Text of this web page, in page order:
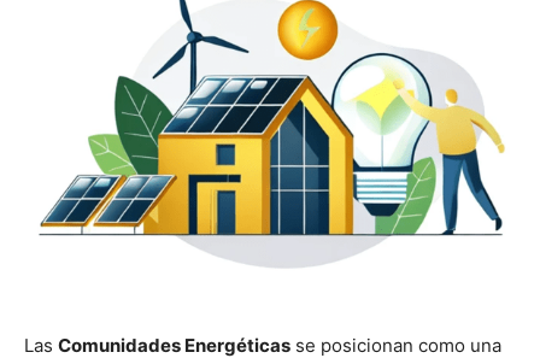
Las Comunidades Energéticas se posicionan como una